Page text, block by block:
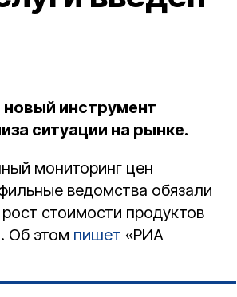
инструмент
ситуации на рынке.
мониторинг цен
ведомства обязали
стоимости продуктов
Об этом пишет «РИА